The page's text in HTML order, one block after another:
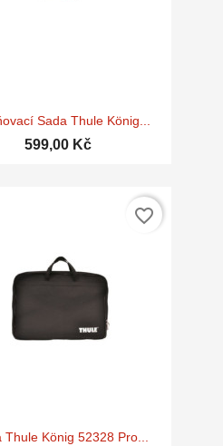
Rychlý náhled
Sada Thule König...
599,00 Kč
Rychlý náhled
Thule König 52328 Pro...
favorite_border